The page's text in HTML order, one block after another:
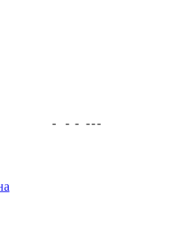
- - - ---